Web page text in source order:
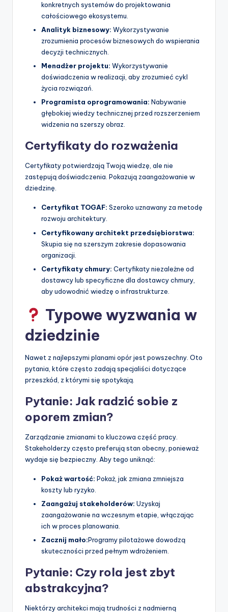
konkretnych systemów do projektowania
całościowego ekosystemu.
Analityk biznesowy: Wykorzystywanie
zrozumienia procesów biznesowych do wspierania
decyzji technicznych.
Menadżer projektu: Wykorzystywanie
doświadczenia w realizacji, aby zrozumieć cykl
życia rozwiązań.
Programista oprogramowania: Nabywanie
głębokiej wiedzy technicznej przed rozszerzeniem
widzenia na szerszy obraz.
Certyfikaty do rozważenia
Certyfikaty potwierdzają Twoją wiedzę, ale nie
zastępują doświadczenia. Pokazują zaangażowanie w
dziedzinę.
Certyfikat TOGAF: Szeroko uznawany za metodę
rozwoju architektury.
Certyfikowany architekt przedsiębiorstwa:
Skupia się na szerszym zakresie dopasowania
organizacji.
Certyfikaty chmury: Certyfikaty niezależne od
dostawcy lub specyficzne dla dostawcy chmury,
aby udowodnić wiedzę o infrastrukturze.
Typowe wyzwania w
dziedzinie
Nawet z najlepszymi planami opór jest powszechny. Oto
pytania, które często zadają specjaliści dotyczące
przeszkód, z którymi się spotykają.
Pytanie: Jak radzić sobie z
oporem zmian?
Zarządzanie zmianami to kluczowa część pracy.
Stakeholderzy często preferują stan obecny, ponieważ
wydaje się bezpieczny. Aby tego uniknąć:
Pokaż wartość: Pokaż, jak zmiana zmniejsza
koszty lub ryzyko.
Zaangażuj stakeholderów: Uzyskaj
zaangażowanie na wczesnym etapie, włączając
ich w proces planowania.
Zacznij mało:Programy pilotażowe dowodzą
skuteczności przed pełnym wdrożeniem.
Pytanie: Czy rola jest zbyt
abstrakcyjna?
Niektórzy architekci mają trudności z nadmierną